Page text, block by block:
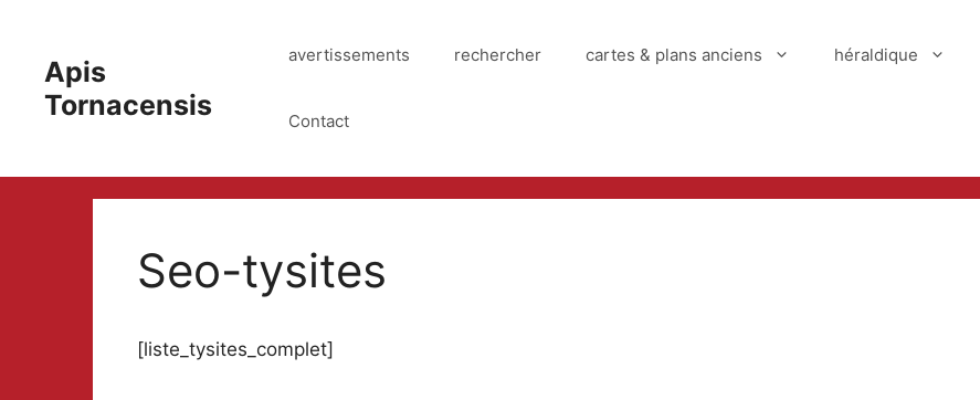
contenuApis
Tornacensis
avertissements rechercher cartes & plans anciens héraldique
Contact
Seo-tysites
[liste_tysites_complet]